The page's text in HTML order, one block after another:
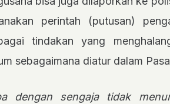
perintah (putusan)
tindakan yang
sebagaimana diatur dalam
dengan sengaja tidak